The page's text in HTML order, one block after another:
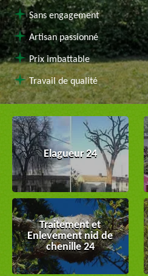
Sans engagement
Artisan passionné
Prix imbattable
Travail de qualité
Elagueur 24
Traitement et
Enlevement nid de
chenille 24